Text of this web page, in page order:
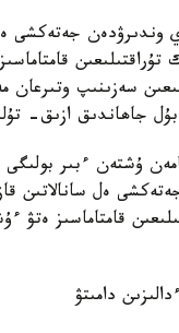
وندىرۋدەن جەتەكشى
سەزىنىپ وتىرعان
ازىق- تۇلىك
ۇشتەن ءبىر
ەل سانالاتىن
قامتاماسىز ەتۋ
دامىتۋ